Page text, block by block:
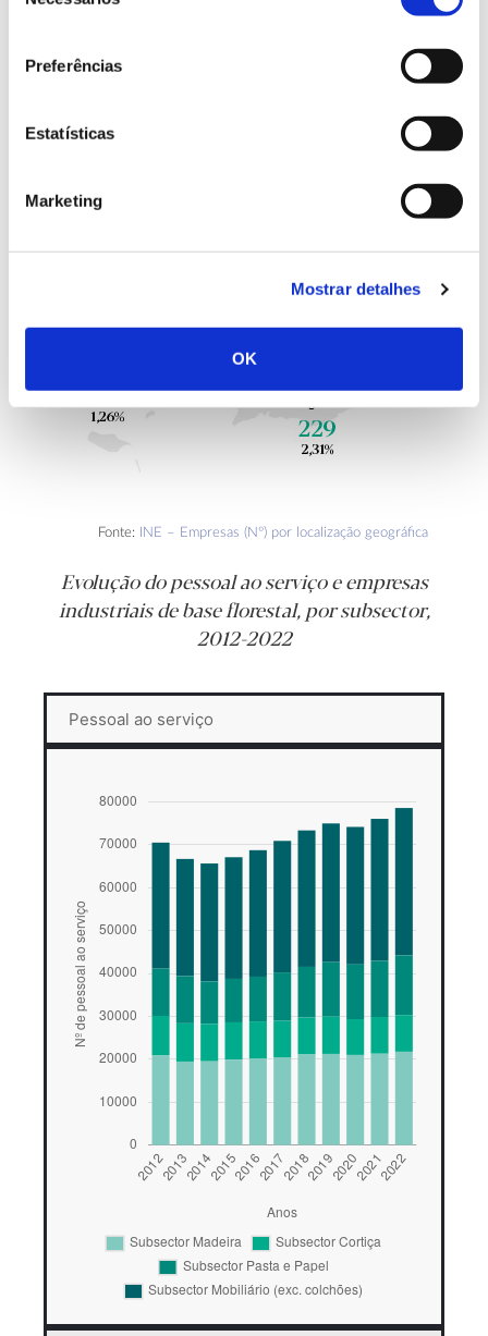
Preferências
Estatísticas
Marketing
Mostrar detalhes
OK
Fonte: INE – Empresas (Nº) por localização geográfica
Evolução do pessoal ao serviço e empresas
industriais de base florestal, por subsector,
2012-2022
Pessoal ao serviço